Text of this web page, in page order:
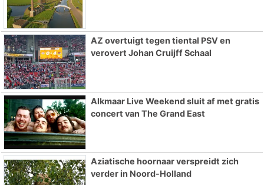
AZ overtuigt tegen tiental PSV en
verovert Johan Cruijff Schaal
Alkmaar Live Weekend sluit af met gratis
concert van The Grand East
Aziatische hoornaar verspreidt zich
verder in Noord-Holland